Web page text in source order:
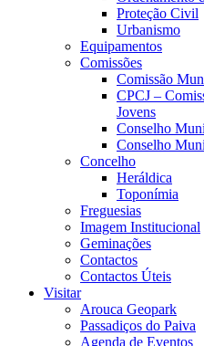
Proteção Civil
Urbanismo
Equipamentos
Comissões
Comissão
CPCJ –
Jovens
Conselho
Conselho
Concelho
Heráldica
Toponímia
Freguesias
Imagem Institucional
Geminações
Contactos
Contactos Úteis
Visitar
Arouca Geopark
Passadiços do Paiva
Agenda de Eventos